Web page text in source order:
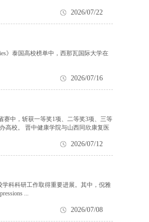
2026/07/22
》泰国高校榜单中，西那瓦国际大学在
2026/07/16
赛中，斩获一等奖1项、二等奖3项、三等
高校。 晋中健康学院与山西同欣康复医
2026/07/12
科科研工作取得重要进展。其中，倪雅
...
2026/07/08